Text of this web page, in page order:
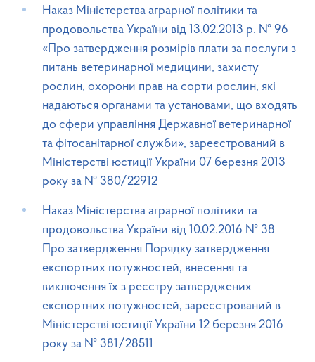
Наказ Міністерства аграрної політики та
продовольства України від 13.02.2013 р. № 96
«Про затвердження розмірів плати за послуги з
питань ветеринарної медицини, захисту
рослин, охорони прав на сорти рослин, які
надаються органами та установами, що входять
до сфери управління Державної ветеринарної
та фітосанітарної служби», зареєстрований в
Міністерстві юстиції України 07 березня 2013
року за № 380/22912
Наказ Міністерства аграрної політики та
продовольства України від 10.02.2016 № 38
Про затвердження Порядку затвердження
експортних потужностей, внесення та
виключення їх з реєстру затверджених
експортних потужностей, зареєстрований в
Міністерстві юстиції України 12 березня 2016
року за № 381/28511